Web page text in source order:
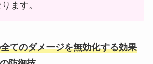
ます。
てのダメージを無効化する効果